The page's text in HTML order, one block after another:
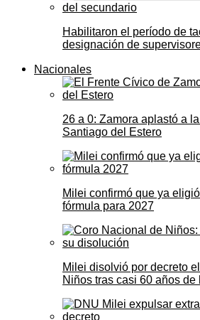
Habilitaron el período de
designación de
Nacionales
26 a 0: Zamora aplastó a
Santiago del Estero
Milei confirmó que ya
fórmula para 2027
Milei disolvió por decreto
Niños tras casi 60 años de